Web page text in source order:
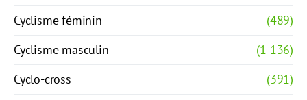
Cyclisme féminin
(489)
Cyclisme masculin
(1 136)
Cyclo-cross
(391)